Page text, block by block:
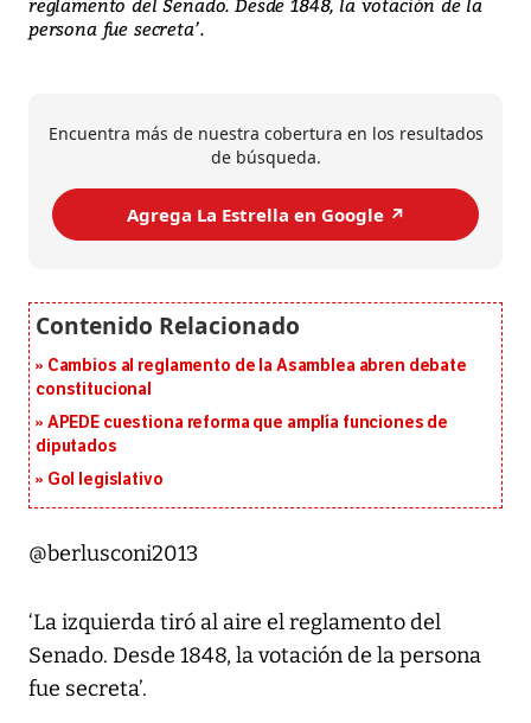
reglamento del Senado. Desde 1848, la votación de la
persona fue secreta’.
Encuentra más de nuestra cobertura en los resultados
de búsqueda.
Agrega La Estrella en Google ↗️
Cambios al reglamento de la Asamblea abren debate
constitucional
APEDE cuestiona reforma que amplía funciones de
diputados
Gol legislativo
@berlusconi2013
‘La izquierda tiró al aire el reglamento del
Senado. Desde 1848, la votación de la persona
fue secreta’.